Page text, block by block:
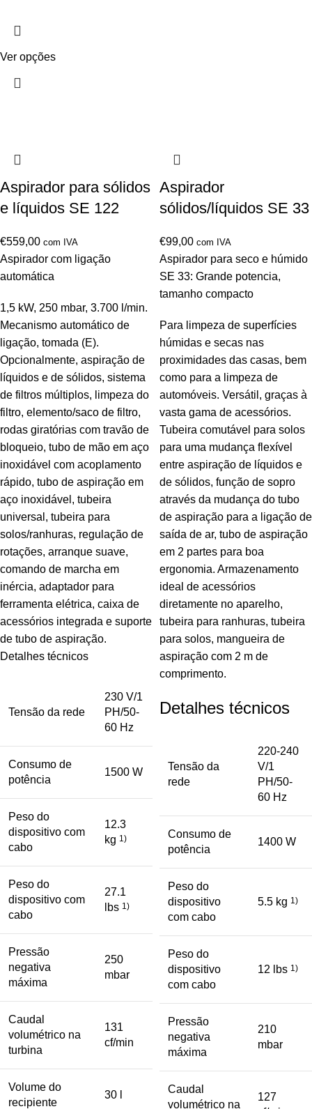
Ver opções
Aspirador para sólidos
e líquidos SE 122
€559,00 com IVA
Aspirador com ligação
automática
1,5 kW, 250 mbar, 3.700 l/min.
Mecanismo automático de
ligação, tomada (E).
Opcionalmente, aspiração de
líquidos e de sólidos, sistema
de filtros múltiplos, limpeza do
filtro, elemento/saco de filtro,
rodas giratórias com travão de
bloqueio, tubo de mão em aço
inoxidável com acoplamento
rápido, tubo de aspiração em
aço inoxidável, tubeira
universal, tubeira para
solos/ranhuras, regulação de
rotações, arranque suave,
comando de marcha em
inércia, adaptador para
ferramenta elétrica, caixa de
acessórios integrada e suporte
de tubo de aspiração.
Detalhes técnicos
Tensão da rede
230 V/1
PH/50-
60 Hz
Consumo de
potência
1500 W
Peso do
dispositivo com
cabo
12.3
kg 1)
Peso do
dispositivo com
cabo
27.1
lbs 1)
Pressão
negativa
máxima
250
mbar
Caudal
volumétrico na
turbina
131
cf/min
Volume do
recipiente
30 l
Aspirador
sólidos/líquidos SE 33
€99,00 com IVA
Aspirador para seco e húmido
SE 33: Grande potencia,
tamanho compacto
Para limpeza de superfícies
húmidas e secas nas
proximidades das casas, bem
como para a limpeza de
automóveis. Versátil, graças à
vasta gama de acessórios.
Tubeira comutável para solos
para uma mudança flexível
entre aspiração de líquidos e
de sólidos, função de sopro
através da mudança do tubo
de aspiração para a ligação de
saída de ar, tubo de aspiração
em 2 partes para boa
ergonomia. Armazenamento
ideal de acessórios
diretamente no aparelho,
tubeira para ranhuras, tubeira
para solos, mangueira de
aspiração com 2 m de
comprimento.
Detalhes técnicos
Tensão da
rede
220-240
V/1
PH/50-
60 Hz
Consumo de
potência
1400 W
Peso do
dispositivo
com cabo
5.5 kg 1)
Peso do
dispositivo
com cabo
12 lbs 1)
Pressão
negativa
máxima
210
mbar
Caudal
volumétrico na
127